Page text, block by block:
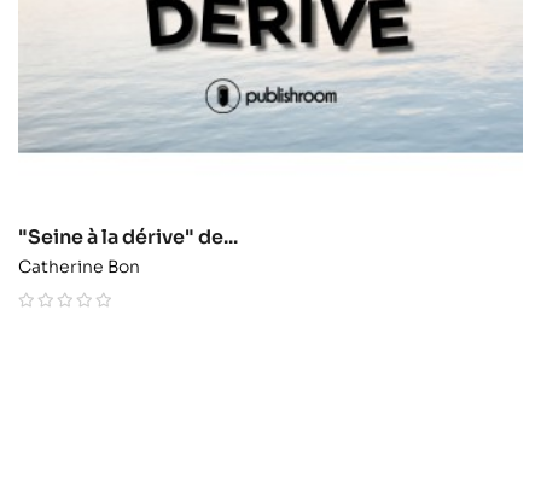
"Seine à la dérive" de...
Catherine Bon